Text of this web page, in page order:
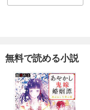
無料で読める小説